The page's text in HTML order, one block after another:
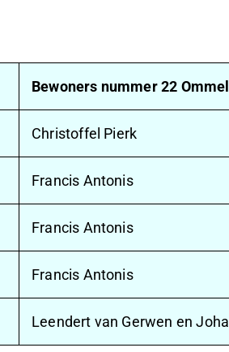
Bewoners nummer 22 Ommel
Christoffel Pierk
Francis Antonis
Francis Antonis
Francis Antonis
Leendert van Gerwen en